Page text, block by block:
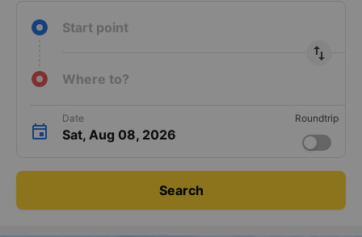
Start point
import_export
Where to?
Date
Sat, Aug 08, 2026
Roundtrip
Search